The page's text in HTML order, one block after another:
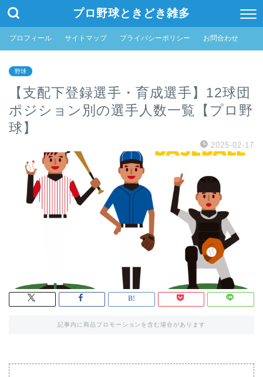
プロ野球ときどき雑多
プロフィール サイトマップ プライバシーポリシー お問合わせ
野球
【支配下登録選手・育成選手】12球団
ポジション別の選手人数一覧【プロ野
球】
2025-02-17
記事内に商品プロモーションを含む場合があります